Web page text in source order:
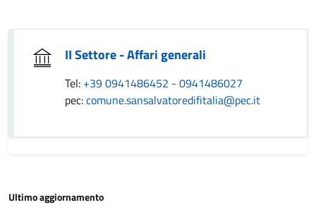
II Settore - Affari generali
Tel: +39 0941486452 - 0941486027
pec:comune.sansalvatoredifitalia@pec.it
Ultimo aggiornamento